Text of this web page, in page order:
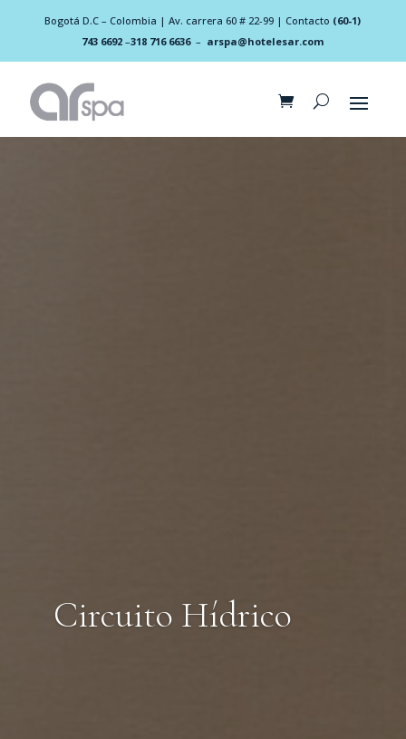
Bogotá D.C – Colombia | Av. carrera 60 # 22-99 | Contacto (60-1)
743 6692 –318 716 6636– arspa@hotelesar.com
Circuito Hídrico